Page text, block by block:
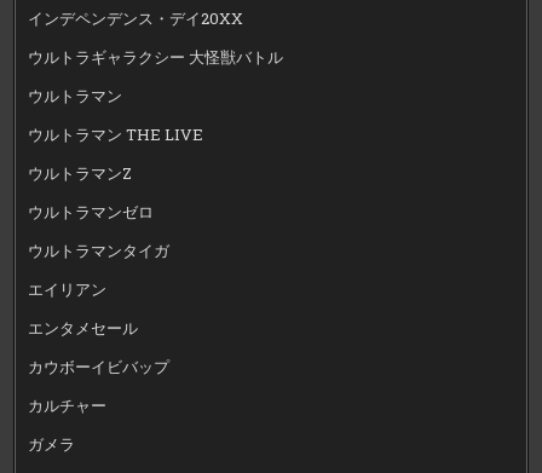
インデペンデンス・デイ20XX
ウルトラギャラクシー 大怪獣バトル
ウルトラマン
ウルトラマン THE LIVE
ウルトラマンZ
ウルトラマンゼロ
ウルトラマンタイガ
エイリアン
エンタメセール
カウボーイビバップ
カルチャー
ガメラ